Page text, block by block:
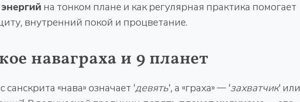
на тонком плане и как регулярная практика помогает
внутренний покой и процветание.
наваграха и 9 планет
санскрита «нава» означает 'девять', а «граха» — 'захватчик' или